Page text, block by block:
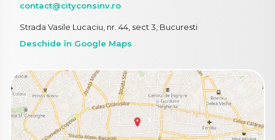
contact@cityconsinv.ro
Strada Vasile Lucaciu, nr. 44, sect 3, Bucuresti
Deschide în Google Maps